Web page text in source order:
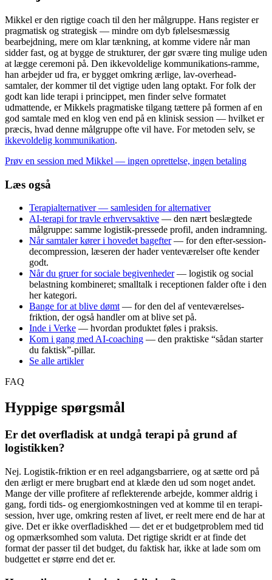
Mikkel er den rigtige coach til den her målgruppe. Hans register er
pragmatisk og strategisk — mindre om dyb følelsesmæssig
bearbejdning, mere om klar tænkning, at komme videre når man
sidder fast, og at bygge de strukturer, der gør svære ting mulige uden
at lægge ceremoni på. Den ikkevoldelige kommunikations-ramme,
han arbejder ud fra, er bygget omkring ærlige, lav-overhead-
samtaler, der kommer til det vigtige uden lang optakt. For folk der
godt kan lide terapi i princippet, men finder selve formatet
udmattende, er Mikkels pragmatiske tilgang tættere på formen af en
god samtale med en klog ven end på en klinisk session — hvilket er
præcis, hvad denne målgruppe ofte vil have. For metoden selv, se
ikkevoldelig kommunikation.
Prøv en session med Mikkel — ingen oprettelse, ingen betaling
Læs også
Terapialternativer — samlesiden for alternativer
AI-terapi for travle erhvervsaktive — den nært beslægtede
målgruppe: samme logistik-pressede profil, anden indramning.
Når samtaler kører i hovedet bagefter— for den efter-session-
decompression, læseren der hader venteværelser ofte kender
godt.
Når du gruer for sociale begivenheder— logistik og social
belastning kombineret; smalltalk i receptionen falder ofte i den
her kategori.
Bange for at blive dømt — for den del af venteværelses-
friktion, der også handler om at blive set på.
Inde i Verke — hvordan produktet føles i praksis.
Kom i gang med AI-coaching — den praktiske “sådan starter
du faktisk”-pillar.
Se alle artikler
FAQ
Hyppige spørgsmål
Er det overfladisk at undgå terapi på grund af
logistikken?
Nej. Logistik-friktion er en reel adgangsbarriere, og at sætte ord på
den ærligt er mere brugbart end at klæde den ud som noget andet.
Mange der ville profitere af reflekterende arbejde, kommer aldrig i
gang, fordi tids- og energiomkostningen ved at komme til en terapi-
session, hver uge, omkring resten af livet, er reelt mere end de har at
give. Det er ikke overfladiskhed — det er et budgetproblem med tid
og opmærksomhed som valuta. Det rigtige skridt er at finde det
format der passer til det budget, du faktisk har, ikke at lade som om
budgettet er større end det er.